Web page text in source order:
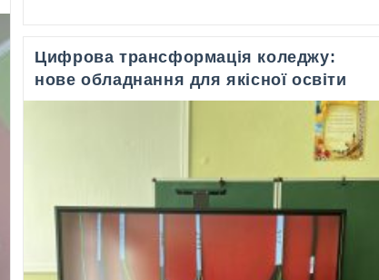
Інженерію
John
Deer
Цифрова трансформація коледжу:
нове обладнання для якісної освіти